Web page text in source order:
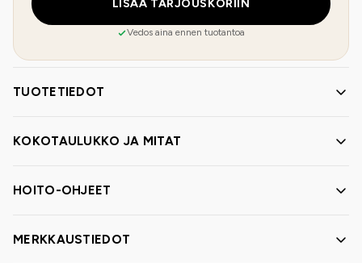
LISÄÄ TARJOUSKORIIN
Vedos aina ennen tuotantoa
TUOTETIEDOT
KOKOTAULUKKO JA MITAT
HOITO-OHJEET
MERKKAUSTIEDOT